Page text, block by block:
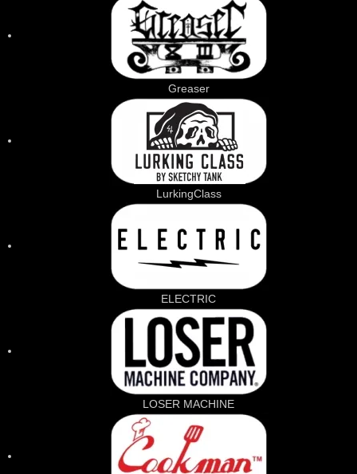
Greaser
LurkingClass
ELECTRIC
LOSER MACHINE